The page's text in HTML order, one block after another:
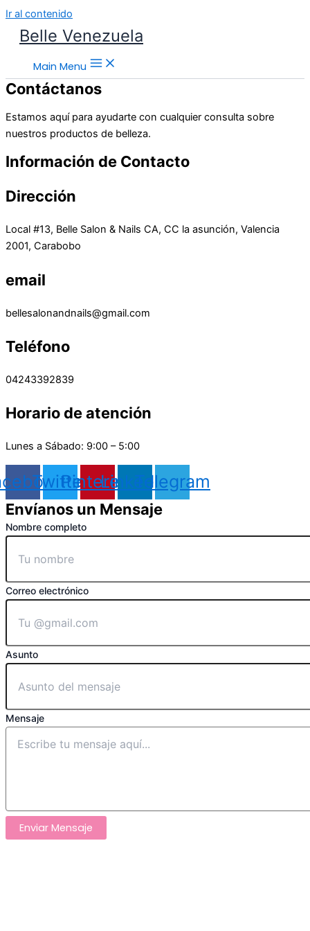
Ir al contenido
Belle Venezuela
Main Menu
Contáctanos
Estamos aquí para ayudarte con cualquier consulta sobre
nuestros productos de belleza.
Información de Contacto
Dirección
Local #13, Belle Salon & Nails CA, CC la asunción, Valencia
2001, Carabobo
email
bellesalonandnails@gmail.com
Teléfono
04243392839
Horario de atención
Lunes a Sábado: 9:00 – 5:00
TwitterPinterestLinkedinTelegram
Envíanos un Mensaje
Nombre completo
Correo electrónico
Asunto
Mensaje
Enviar Mensaje